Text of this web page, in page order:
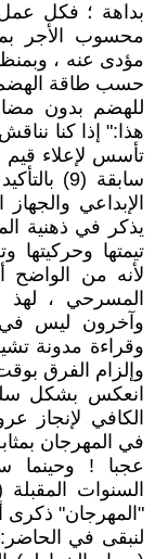
بداهة ؛ فكل
محسوب الأجر
مؤدى عنه ،
حسب طاقة
للهضم بدون
هذا:" إذا كنا
تأسس لإعلاء قيم
سابقة (9)
الإبداعي
يذكر في ذهنية
تيمتها وحركيتها
لأنه من الواضح
المسرحي ، لهذ
وآخرون ليس في
وقراءة مدونة
وإلزام الفرق
انعكس بشكل
الكافي لإنجاز
عجبا ! وحينما
السنوات
"المهرجان" ذكرى
لنبقى في